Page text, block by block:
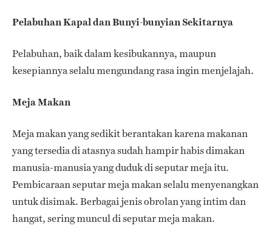
Pelabuhan Kapal dan Bunyi-bunyian Sekitarnya
Pelabuhan, baik dalam kesibukannya, maupun
kesepiannya selalu mengundang rasa ingin menjelajah.
Meja Makan
Meja makan yang sedikit berantakan karena makanan
yang tersedia di atasnya sudah hampir habis dimakan
manusia-manusia yang duduk di seputar meja itu.
Pembicaraan seputar meja makan selalu menyenangkan
untuk disimak. Berbagai jenis obrolan yang intim dan
hangat, sering muncul di seputar meja makan.